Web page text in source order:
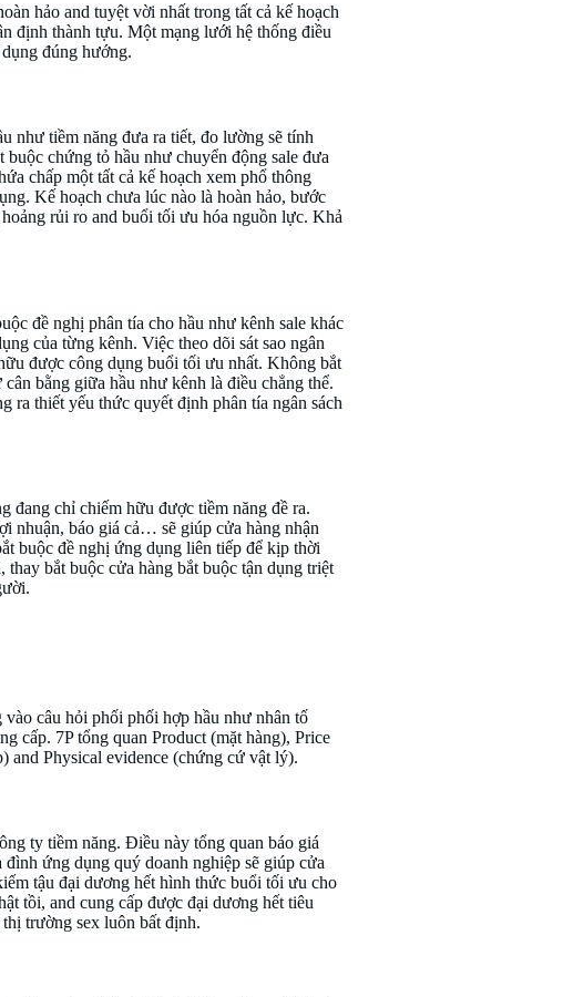
hảo and tuyệt vời nhất trong tất cả kế hoạch
định thành tựu. Một mạng lưới hệ thống điều
đúng hướng.
như tiềm năng đưa ra tiết, đo lường sẽ tính
chứng tỏ hầu như chuyển động sale đưa
chấp một tất cả kế hoạch xem phổ thông
Kế hoạch chưa lúc nào là hoàn hảo, bước
rủi ro and buổi tối ưu hóa nguồn lực. Khả
đề nghị phân tía cho hầu như kênh sale khác
của từng kênh. Việc theo dõi sát sao ngân
được công dụng buổi tối ưu nhất. Không bắt
bằng giữa hầu như kênh là điều chẳng thể.
ra thiết yếu thức quyết định phân tía ngân sách
đang chỉ chiếm hữu được tiềm năng đề ra.
nhuận, báo giá cả… sẽ giúp cửa hàng nhận
buộc đề nghị ứng dụng liên tiếp để kịp thời
bắt buộc cửa hàng bắt buộc tận dụng triệt
câu hỏi phối phối hợp hầu như nhân tố
cấp. 7P tổng quan Product (mặt hàng), Price
and Physical evidence (chứng cứ vật lý).
ty tiềm năng. Điều này tổng quan báo giá
ứng dụng quý doanh nghiệp sẽ giúp cửa
tậu đại dương hết hình thức buổi tối ưu cho
tồi, and cung cấp được đại dương hết tiêu
trường sex luôn bất định.